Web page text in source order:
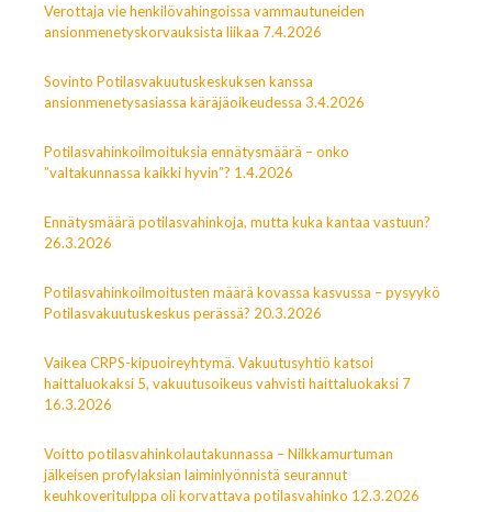
Verottaja vie henkilövahingoissa vammautuneiden
ansionmenetyskorvauksista liikaa 7.4.2026
Sovinto Potilasvakuutuskeskuksen kanssa
ansionmenetysasiassa käräjäoikeudessa 3.4.2026
Potilasvahinkoilmoituksia ennätysmäärä – onko
”valtakunnassa kaikki hyvin”? 1.4.2026
Ennätysmäärä potilasvahinkoja, mutta kuka kantaa vastuun?
26.3.2026
Potilasvahinkoilmoitusten määrä kovassa kasvussa – pysyykö
Potilasvakuutuskeskus perässä? 20.3.2026
Vaikea CRPS-kipuoireyhtymä. Vakuutusyhtiö katsoi
haittaluokaksi 5, vakuutusoikeus vahvisti haittaluokaksi 7
16.3.2026
Voitto potilasvahinkolautakunnassa – Nilkkamurtuman
jälkeisen profylaksian laiminlyönnistä seurannut
keuhkoveritulppa oli korvattava potilasvahinko 12.3.2026